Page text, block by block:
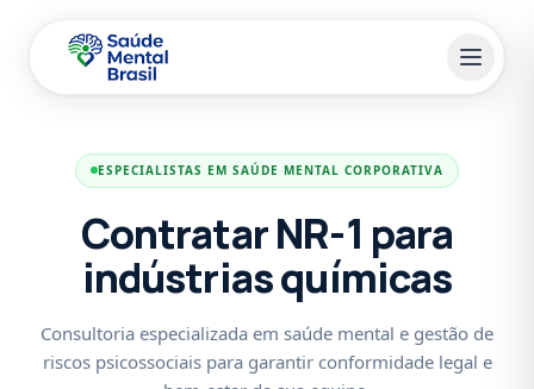
ESPECIALISTAS EM SAÚDE MENTAL CORPORATIVA
Contratar NR-1 para
indústrias químicas
Consultoria especializada em saúde mental e gestão de
riscos psicossociais para garantir conformidade legal e